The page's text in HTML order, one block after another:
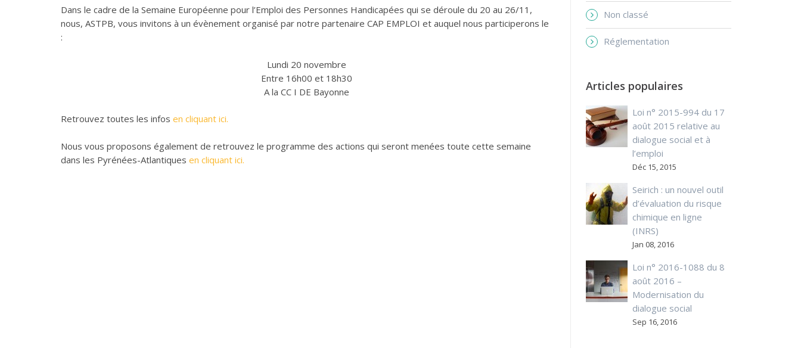
Dans le cadre de la Semaine Européenne pour l’Emploi des Personnes Handicapées qui se déroule du 20 au 26/11,
nous, ASTPB, vous invitons à un évènement organisé par notre partenaire CAP EMPLOI et auquel nous participerons le
:
Lundi 20 novembre
Entre 16h00 et 18h30
A la CC I DE Bayonne
Retrouvez toutes les infos en cliquant ici.
Nous vous proposons également de retrouvez le programme des actions qui seront menées toute cette semaine
dans les Pyrénées-Atlantiques en cliquant ici.
Non classé
Réglementation
Articles populaires
Loi n° 2015-994 du 17
août 2015 relative au
dialogue social et à
l’emploi
Déc 15, 2015
Seirich : un nouvel outil
d’évaluation du risque
chimique en ligne
(INRS)
Jan 08, 2016
Loi n° 2016-1088 du 8
août 2016 –
Modernisation du
dialogue social
Sep 16, 2016